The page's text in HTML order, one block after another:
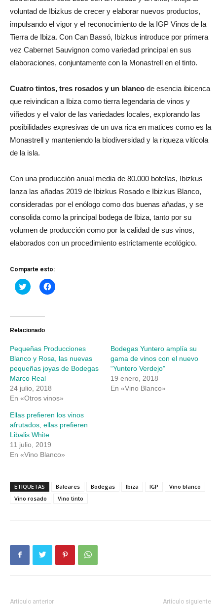
voluntad de Ibizkus de crecer y elaborar nuevos productos,
impulsando el vigor y el reconocimiento de la IGP Vinos de la
Tierra de Ibiza. Con Can Bassó, Ibizkus introduce por primera
vez Cabernet Sauvignon como variedad principal en sus
elaboraciones, conjuntamente con la Monastrell en el tinto.
Cuatro tintos, tres rosados y un blanco de esencia ibicenca
que reivindican a Ibiza como tierra legendaria de vinos y
viñedos y el valor de las variedades locales, explorando las
posibilidades expresivas de un uva rica en matices como es la
Monastrell y manteniendo la biodiversidad y la riqueza vitícola
de la isla.
Con una producción anual media de 80.000 botellas, Ibizkus
lanza las añadas 2019 de Ibizkus Rosado e Ibizkus Blanco,
consideradas por el enólogo como dos buenas añadas, y se
consolida como la principal bodega de Ibiza, tanto por su
volumen de producción como por la calidad de sus vinos,
elaborados con un procedimiento estrictamente ecológico.
Comparte esto:
Haz
clic
Twitter
abre
ventana
nueva)
Haz
clic
ventana
nueva)
Relacionado
Pequeñas Producciones
Blanco y Rosa, las nuevas
pequeñas joyas de Bodegas
Marco Real
24 julio, 2018
En «Otros vinos»
Bodegas Yuntero amplía su
gama de vinos con el nuevo
“Yuntero Verdejo”
19 enero, 2018
En «Vino Blanco»
Ellas prefieren los vinos
afrutados, ellas prefieren
Libalis White
11 julio, 2019
En «Vino Blanco»
ETIQUETAS Baleares Bodegas Ibiza IGP
Vino blanco
Vino rosado
Vino tinto
Artículo anterior Artículo siguiente